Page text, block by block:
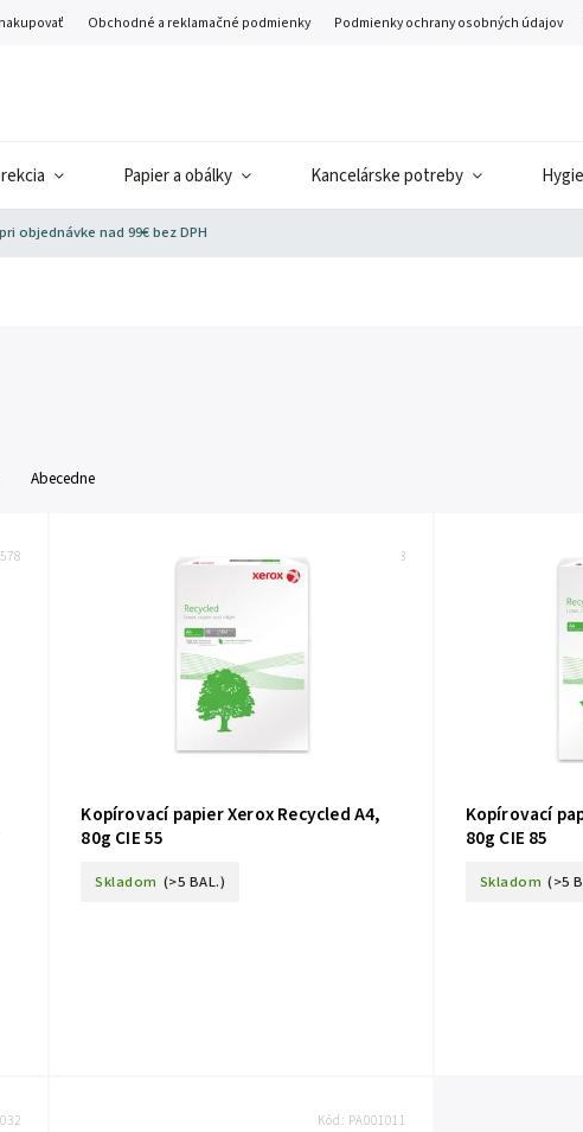
Obchodné a reklamačné podmienky Podmienky ochrany osobných údajov
Papier a obálky Kancelárske potreby
objednávke nad 99€ bez DPH
Abecedne
Kopírovací papier Xerox Recycled A4,
80g CIE 55
Skladom (>5 BAL.)
PA001038
Kopírovací
80g CIE 85
Skladom (>5
Kód: PA001011